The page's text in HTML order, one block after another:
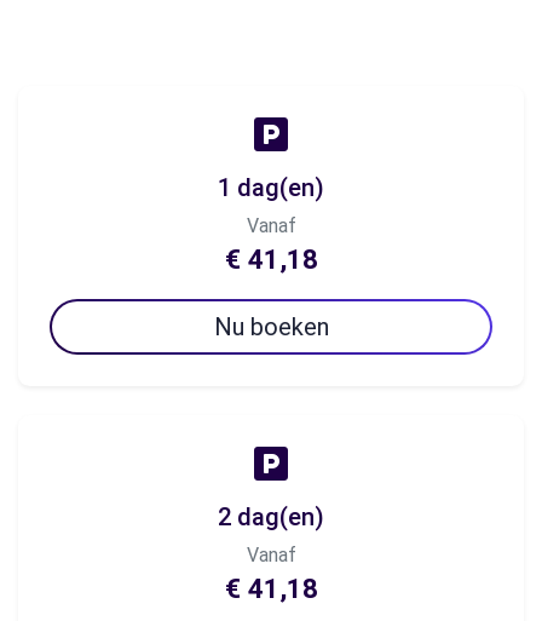
1 dag(en)
Vanaf
€ 41,18
Nu boeken
2 dag(en)
Vanaf
€ 41,18